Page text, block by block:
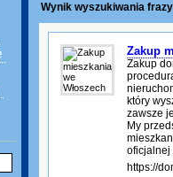
Wynik wyszukiwania
Zakup
Zakup
który
zawsze
My
oficjalnej
https://